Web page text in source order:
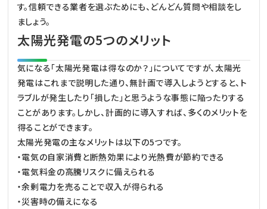
す。信頼できる業者を選ぶためにも、どんどん質問や相談をし
ましょう。
太陽光発電の5つのメリット
気になる「太陽光発電は得なのか？」についてですが、太陽光
発電はこれまで説明した通り、無計画で導入しようとすると、ト
ラブルが発生したり「損した」と思うような事態に陥ったりする
ことがあります。しかし、計画的に導入すれば、多くのメリットを
得ることができます。
太陽光発電の主なメリットは以下の5つです。
・電気の自家消費と断熱効果により光熱費が節約できる
・電気料金の高騰リスクに備えられる
・余剰電力を売ることで収入が得られる
・災害時の備えになる